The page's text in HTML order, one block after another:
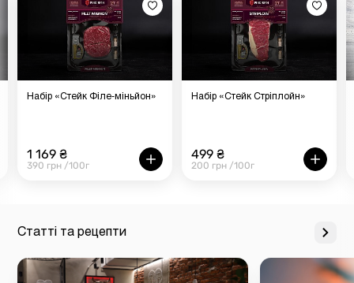
Набір «Стейк Філе-міньйон»
1 169 ₴
390 грн /100г
Набір «Стейк Стріплойн»
499 ₴
200 грн /100г
Статті та рецепти